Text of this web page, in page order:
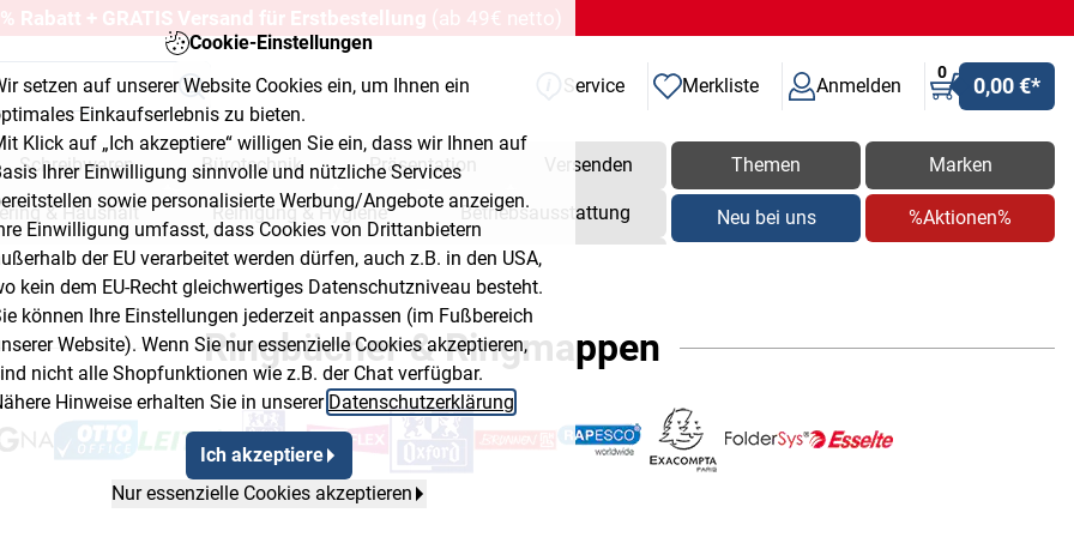
Cookie-Einstellungen
setzen auf unserer Website Cookies ein, um Ihnen ein
Einkaufserlebnis zu bieten.
Klick auf „Ich akzeptiere“ willigen Sie ein, dass wir Ihnen auf
Ihrer Einwilligung sinnvolle und nützliche Services
sowie personalisierte Werbung/Angebote anzeigen.
Einwilligung umfasst, dass Cookies von Drittanbietern
der EU verarbeitet werden dürfen, auch z.B. in den USA,
kein dem EU-Recht gleichwertiges Datenschutzniveau besteht.
können Ihre Einstellungen jederzeit anpassen (im Fußbereich
Website). Wenn Sie nur essenzielle Cookies akzeptieren,
nicht alle Shopfunktionen wie z.B. der Chat verfügbar.
Hinweise erhalten Sie in unserer Datenschutzerklärung
Ich akzeptiere
Nur essenzielle Cookies akzeptieren
Rabatt + GRATIS Versand für Erstbestellung (ab 49€ netto)
Service Merkliste Anmelden
0
0,00 €*
Schreibwaren Bürotechnik Präsentation Versenden
& Haushalt Reinigung & Hygiene Betriebsausstattung
& Baumarkt
Themen Marken
Neu bei uns %Aktionen%
Button 2
Ringbücher & Ringmappen